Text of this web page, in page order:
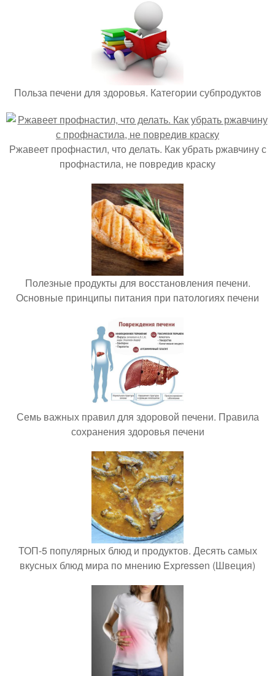
Польза печени для здоровья. Категории субпродуктов
Ржавеет профнастил, что делать. Как убрать ржавчину с
профнастила, не повредив краску
Полезные продукты для восстановления печени.
Основные принципы питания при патологиях печени
Семь важных правил для здоровой печени. Правила
сохранения здоровья печени
ТОП-5 популярных блюд и продуктов. Десять самых
вкусных блюд мира по мнению Expressen (Швеция)